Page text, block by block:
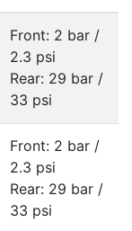
Front: 2 bar /
2.3 psi
Rear: 29 bar /
33 psi
Front: 2 bar /
2.3 psi
Rear: 29 bar /
33 psi